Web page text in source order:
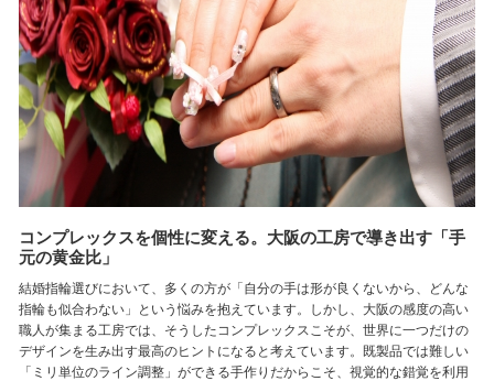
コンプレックスを個性に変える。大阪の工房で導き出す「手
元の黄金比」
結婚指輪選びにおいて、多くの方が「自分の手は形が良くないから、どんな
指輪も似合わない」という悩みを抱えています。しかし、大阪の感度の高い
職人が集まる工房では、そうしたコンプレックスこそが、世界に一つだけの
デザインを生み出す最高のヒントになると考えています。既製品では難しい
「ミリ単位のライン調整」ができる手作りだからこそ、視覚的な錯覚を利用